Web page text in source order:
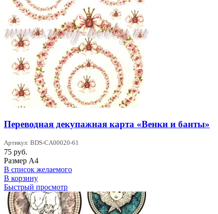
Переводная декупажная карта «Венки и банты»
Артикул: BDS-CA00020-61
75 руб.
Размер А4
В список желаемого
В корзину
Быстрый просмотр